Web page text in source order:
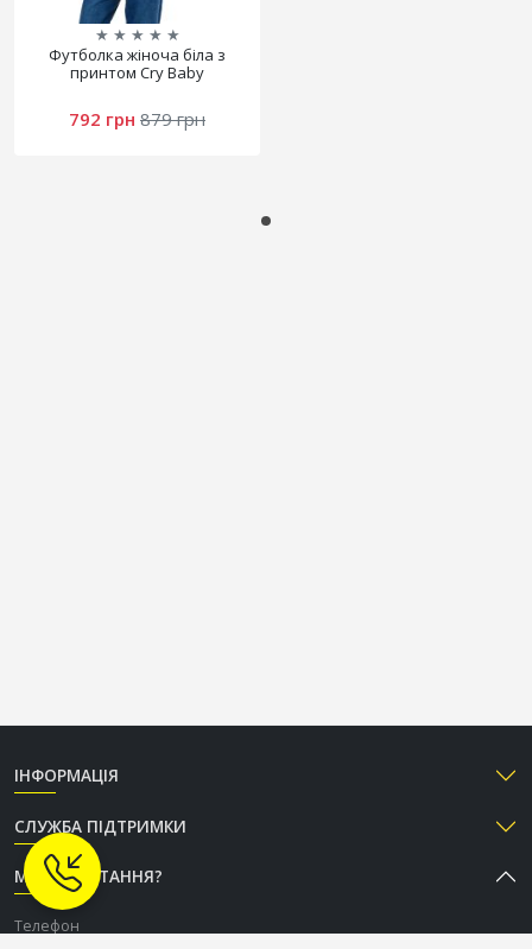
★ ★ ★ ★ ★
Футболка жіноча біла з
принтом Cry Baby
792 грн 879 грн
ІНФОРМАЦІЯ
СЛУЖБА ПІДТРИМКИ
МАЄТЕ ПИТАННЯ?
Телефон